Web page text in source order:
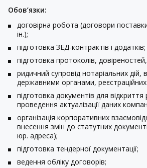
Обов’язки:
договірна робота (договори
ін.);
підготовка ЗЕД-контрактів і додатків;
підготовка протоколів, довіреностей,
ридичний супровід нотаріальних дій,
державними органами, реєстраційних
підготовка документів для відкриття
проведення актуалізації даних
організація корпоративних
внесення змін до статутних
юр. адреса);
підготовка тендерної документації;
ведення обліку договорів;